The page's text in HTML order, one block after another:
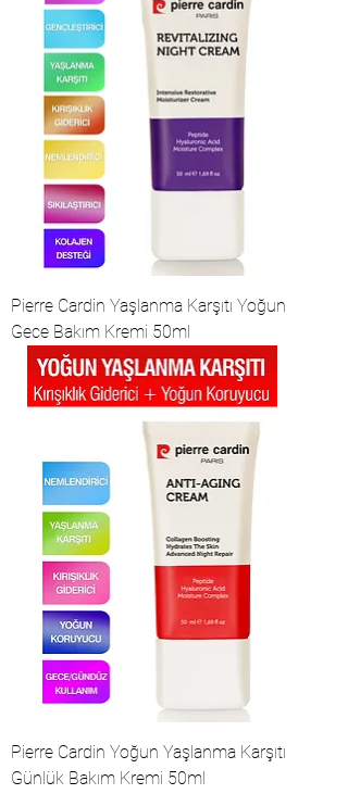
Pierre Cardin Yaşlanma Karşıtı Yoğun
Gece Bakım Kremi 50ml
Pierre Cardin Yoğun Yaşlanma Karşıtı
Günlük Bakım Kremi 50ml